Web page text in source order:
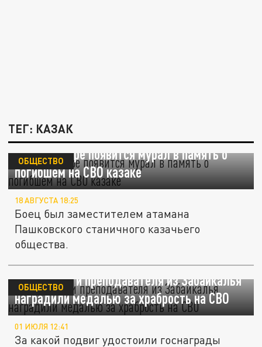
ТЕГ: КАЗАК
В Краснодаре появится мурал в память о
погибшем на СВО казаке
ОБЩЕСТВО
18 АВГУСТА 18:25
Боец был заместителем атамана
Пашковского станичного казачьего
общества.
Художника и преподавателя из Забайкалья
наградили медалью за храбрость на СВО
ОБЩЕСТВО
01 ИЮЛЯ 12:41
За какой подвиг удостоили госнаграды